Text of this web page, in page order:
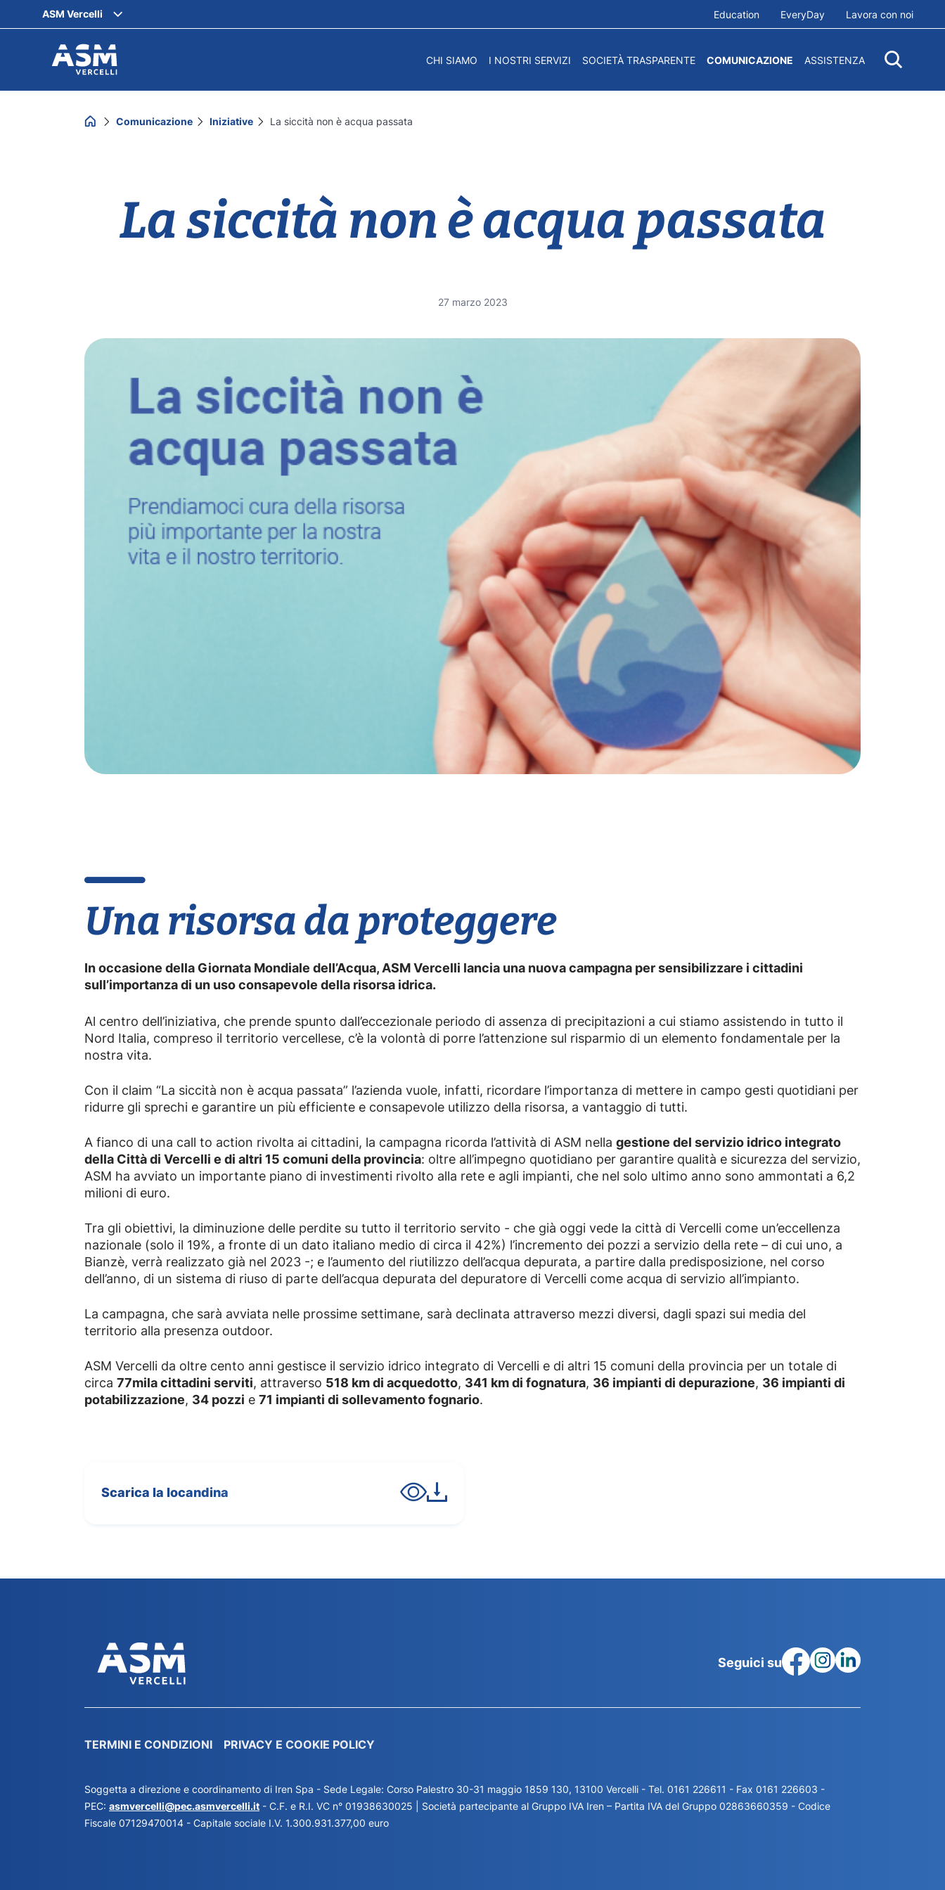
ASM Vercelli Education EveryDay Lavora con noi
CHI SIAMO I NOSTRI SERVIZI SOCIETÀ TRASPARENTE COMUNICAZIONE ASSISTENZA
Comunicazione Iniziative La siccità non è acqua passata
La siccità non è acqua passata
27 marzo 2023
Una risorsa da proteggere
In occasione della Giornata Mondiale dell’Acqua, ASM Vercelli lancia una nuova campagna per sensibilizzare i cittadini
sull’importanza di un uso consapevole della risorsa idrica.
Al centro dell’iniziativa, che prende spunto dall’eccezionale periodo di assenza di precipitazioni a cui stiamo assistendo in tutto il
Nord Italia, compreso il territorio vercellese, c’è la volontà di porre l’attenzione sul risparmio di un elemento fondamentale per la
nostra vita.
Con il claim “La siccità non è acqua passata” l’azienda vuole, infatti, ricordare l’importanza di mettere in campo gesti quotidiani per
ridurre gli sprechi e garantire un più efficiente e consapevole utilizzo della risorsa, a vantaggio di tutti.
A fianco di una call to action rivolta ai cittadini, la campagna ricorda l’attività di ASM nella gestione del servizio idrico integrato
della Città di Vercelli e di altri 15 comuni della provincia: oltre all’impegno quotidiano per garantire qualità e sicurezza del servizio,
ASM ha avviato un importante piano di investimenti rivolto alla rete e agli impianti, che nel solo ultimo anno sono ammontati a 6,2
milioni di euro.
Tra gli obiettivi, la diminuzione delle perdite su tutto il territorio servito - che già oggi vede la città di Vercelli come un’eccellenza
nazionale (solo il 19%, a fronte di un dato italiano medio di circa il 42%) l’incremento dei pozzi a servizio della rete – di cui uno, a
Bianzè, verrà realizzato già nel 2023 -; e l’aumento del riutilizzo dell’acqua depurata, a partire dalla predisposizione, nel corso
dell’anno, di un sistema di riuso di parte dell’acqua depurata del depuratore di Vercelli come acqua di servizio all’impianto.
La campagna, che sarà avviata nelle prossime settimane, sarà declinata attraverso mezzi diversi, dagli spazi sui media del
territorio alla presenza outdoor.
ASM Vercelli da oltre cento anni gestisce il servizio idrico integrato di Vercelli e di altri 15 comuni della provincia per un totale di
circa 77mila cittadini serviti, attraverso 518 km di acquedotto, 341 km di fognatura, 36 impianti di depurazione, 36 impianti di
potabilizzazione, 34 pozzi e 71 impianti di sollevamento fognario.
Scarica la locandina
Seguici su
TERMINI E CONDIZIONI PRIVACY E COOKIE POLICY
Soggetta a direzione e coordinamento di Iren Spa - Sede Legale: Corso Palestro 30-31 maggio 1859 130, 13100 Vercelli - Tel. 0161 226611 - Fax 0161 226603 -
PEC: asmvercelli@pec.asmvercelli.it - C.F. e R.I. VC n° 01938630025 | Società partecipante al Gruppo IVA Iren – Partita IVA del Gruppo 02863660359 - Codice
Fiscale 07129470014 - Capitale sociale I.V. 1.300.931.377,00 euro